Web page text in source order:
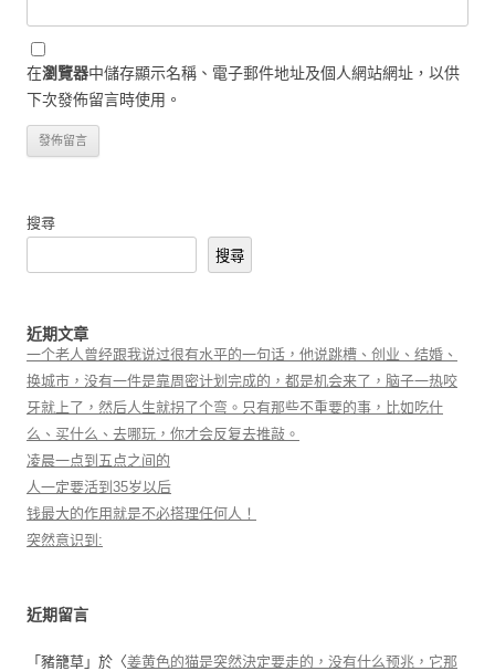
在瀏覽器中儲存顯示名稱、電子郵件地址及個人網站網址，以供
下次發佈留言時使用。
搜尋
搜尋
近期文章
一个老人曾经跟我说过很有水平的一句话，他说跳槽、创业、结婚、
换城市，没有一件是靠周密计划完成的，都是机会来了，脑子一热咬
牙就上了，然后人生就拐了个弯。只有那些不重要的事，比如吃什
么、买什么、去哪玩，你才会反复去推敲。
凌晨一点到五点之间的
人一定要活到35岁以后
钱最大的作用就是不必搭理任何人！
突然意识到:
近期留言
「 豬籠草 」於〈姜黄色的猫是突然決定要走的，没有什么预兆，它那